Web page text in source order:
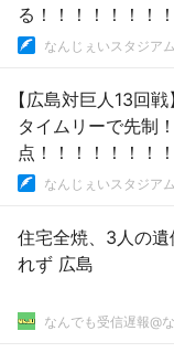
る！！！！！！！
なんじぇいスタジア
【広島対巨人13回
タイムリーで先制
点！！！！！！！
なんじぇいスタジア
住宅全焼、3人の
れず 広島
なんでも受信遅報@